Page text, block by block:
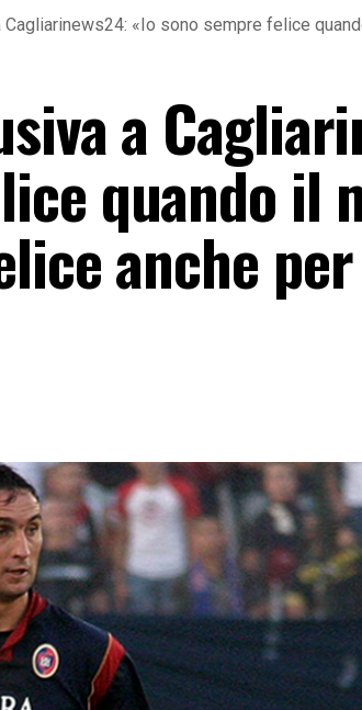
«Io sono sempre felice
a
quando il
anche